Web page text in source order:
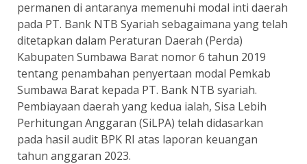
permanen di antaranya memenuhi modal inti daerah
pada PT. Bank NTB Syariah sebagaimana yang telah
ditetapkan dalam Peraturan Daerah (Perda)
Kabupaten Sumbawa Barat nomor 6 tahun 2019
tentang penambahan penyertaan modal Pemkab
Sumbawa Barat kepada PT. Bank NTB syariah.
Pembiayaan daerah yang kedua ialah, Sisa Lebih
Perhitungan Anggaran (SiLPA) telah didasarkan
pada hasil audit BPK RI atas laporan keuangan
tahun anggaran 2023.